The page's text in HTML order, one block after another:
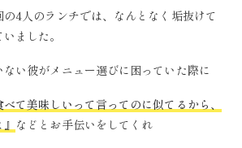
4人のランチでは、なんとなく垢抜けて
ました。
い彼がメニュー選びに困っていた際に
べて美味しいって言ってのに似てるから、
などとお手伝いをしてくれ